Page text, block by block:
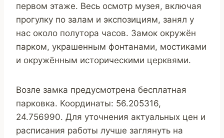
первом этаже. Весь осмотр музея, включая
прогулку по залам и экспозициям, занял у
нас около полутора часов. Замок окружён
парком, украшенным фонтанами, мостиками
и окружённым историческими церквями.
Возле замка предусмотрена бесплатная
парковка. Координаты: 56.205316,
24.756990. Для уточнения актуальных цен и
расписания работы лучше заглянуть на